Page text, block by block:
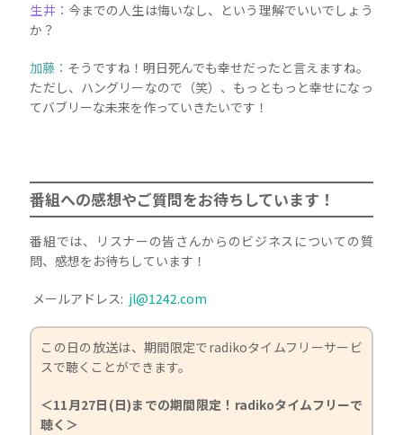
生井： 今までの人生は悔いなし、という理解でいいでしょう
か？
加藤： そうですね！明日死んでも幸せだったと言えますね。
ただし、ハングリーなので（笑）、もっともっと幸せになっ
てバブリーな未来を作っていきたいです！
番組への感想やご質問をお待ちしています！
番組では、リスナーの皆さんからのビジネスについての質
問、感想をお待ちしています！
メールアドレス: jl@1242.com
この日の放送は、期間限定でradikoタイムフリーサービ
スで聴くことができます。
＜11月27日(日)までの期間限定！radikoタイムフリーで
聴く＞